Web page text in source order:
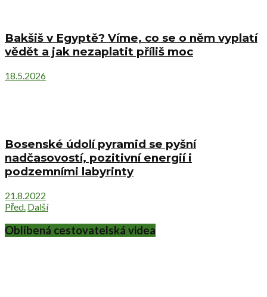
Bakšiš v Egyptě? Víme, co se o něm vyplatí
vědět a jak nezaplatit příliš moc
18.5.2026
Bosenské údolí pyramid se pyšní
nadčasovostí, pozitivní energií i
podzemními labyrinty
21.8.2022
Před. Další
Oblíbená cestovatelská videa